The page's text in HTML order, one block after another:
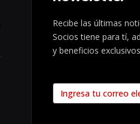
Recibe las últimas
Socios tiene para tí,
y beneficios